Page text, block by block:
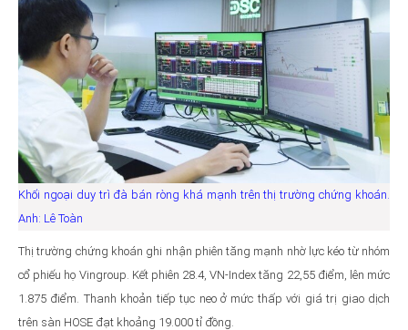
Khối ngoại duy trì đà bán ròng khá mạnh trên thị trường chứng khoán.
Anh: Lê Toàn
Thị trường chứng khoán ghi nhận phiên tăng mạnh nhờ lực kéo từ nhóm
cổ phiếu họ Vingroup. Kết phiên 28.4, VN-Index tăng 22,55 điểm, lên mức
1.875 điểm. Thanh khoản tiếp tục neo ở mức thấp với giá trị giao dịch
trên sàn HOSE đạt khoảng 19.000 tỉ đồng.